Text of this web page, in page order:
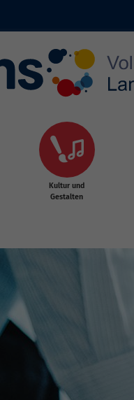
Kultur und
Gestalten